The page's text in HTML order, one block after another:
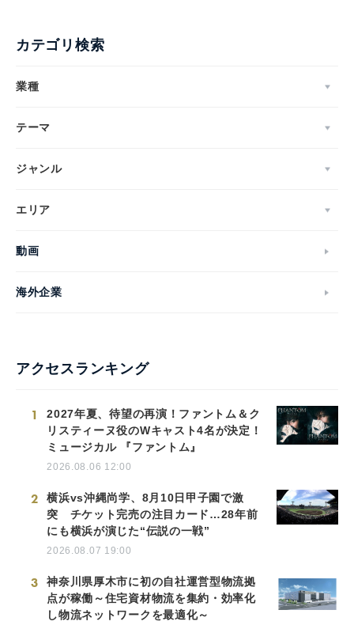
カテゴリ検索
業種
テーマ
ジャンル
エリア
動画
海外企業
アクセスランキング
1
2027年夏、待望の再演！ファントム＆ク
リスティーヌ役のWキャスト4名が決定！
ミュージカル 『ファントム』
2026.08.06 12:00
2
横浜vs沖縄尚学、8月10日甲子園で激
突 チケット完売の注目カード…28年前
にも横浜が演じた“伝説の一戦”
2026.08.07 19:00
3
神奈川県厚木市に初の自社運営型物流拠
点が稼働～住宅資材物流を集約・効率化
し物流ネットワークを最適化～